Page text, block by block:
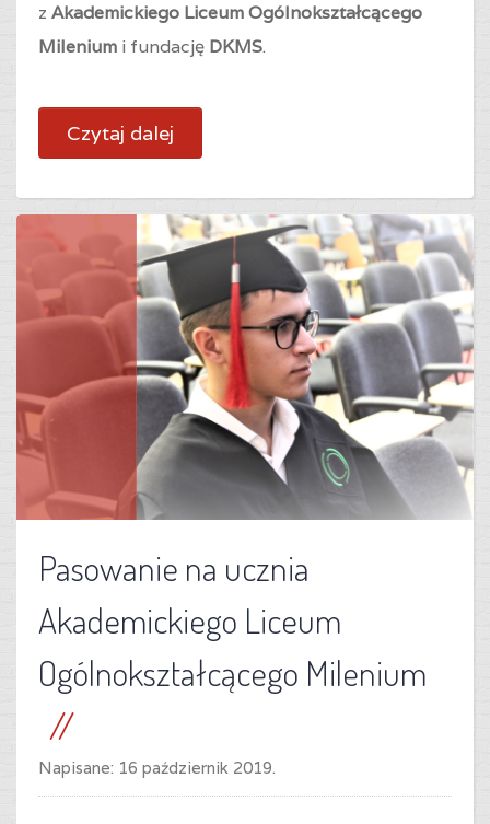
z Akademickiego Liceum Ogólnokształcącego
Milenium i fundację DKMS.
Czytaj dalej
Pasowanie na ucznia
Akademickiego Liceum
Ogólnokształcącego Milenium
Napisane: 16 październik 2019.